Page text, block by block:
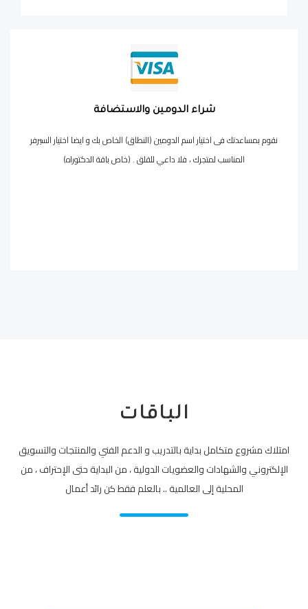
شراء الدومين والاستضافة
نقوم بمساعدتك فى اختيار اسم الدومين (النطاق) الخاص بك و ايضا اختيار السيرفر
المناسب لمتجرك ، فلا داعي للقلق . (خاص باقة الدكتوراه)
الباقات
امتلاك مشروع متكامل بداية بالتدريب و الدعم الفني والمنتجات والتسويق
الإلكتروني والشهادات والعضويات الدولية ، من البداية حتى الإحتراف ، من
المحلية إلى العالمية .. بالعلم فقط كن رائد أعمال